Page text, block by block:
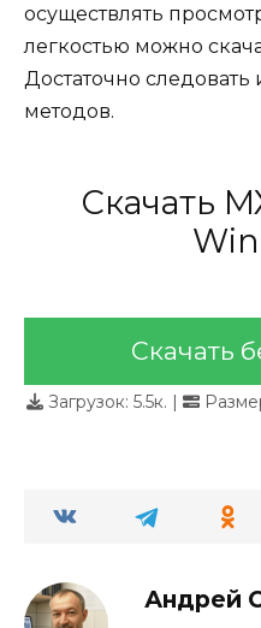
осуществлять
легкостью можно
Достаточно
методов.
Скачать
Скачать
Загрузок: 5.5к. |
Андрей